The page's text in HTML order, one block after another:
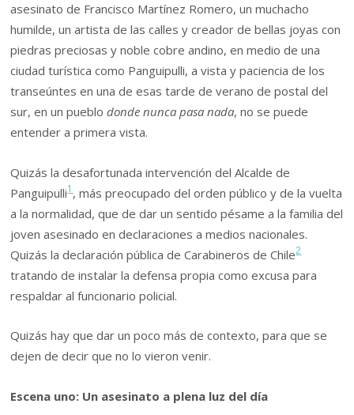
asesinato de Francisco Martínez Romero, un muchacho
humilde, un artista de las calles y creador de bellas joyas con
piedras preciosas y noble cobre andino, en medio de una
ciudad turística como Panguipulli, a vista y paciencia de los
transeúntes en una de esas tarde de verano de postal del
sur, en un pueblodonde nunca pasa nada, no se puede
entender a primera vista.
Quizás la desafortunada intervención del Alcalde de
Panguipulli1 , más preocupado del orden público y de la vuelta
a la normalidad, que de dar un sentido pésame a la familia del
joven asesinado en declaraciones a medios nacionales.
Quizás la declaración pública de Carabineros de Chile2
tratando de instalar la defensa propia como excusa para
respaldar al funcionario policial.
Quizás hay que dar un poco más de contexto, para que se
dejen de decir que no lo vieron venir.
Escena uno: Un asesinato a plena luz del día